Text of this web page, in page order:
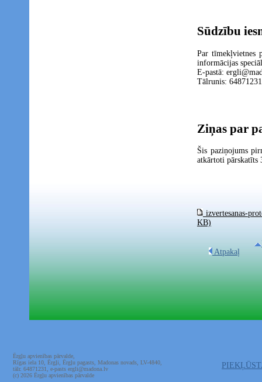
Sūdzību
Par tīmekļvietnes
informācijas
E-pastā:
Tālrunis: 64871231
Ziņas par
Šis paziņojums
atkārtoti pārskatīts
izvertesanas-
KB)
Atpakaļ
Ērgļu apvienības pārvalde,
Rīgas iela 10, Ērgļi, Ērgļu pagasts, Madonas novads, LV-4840,
tālr. 64871231, e-pasts ergli@madona.lv
(c) 2026 Ērgļu apvienības pārvalde